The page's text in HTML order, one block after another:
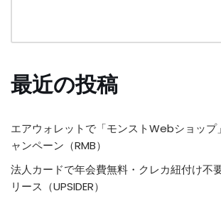
最近の投稿
エアウォレットで「モンストWebショップ
ャンペーン（RMB）
法人カードで年会費無料・クレカ紐付け不
リース（UPSIDER）